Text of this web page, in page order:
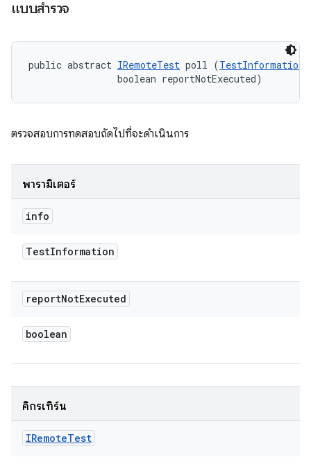
แบบสํารวจ
public abstract IRemoteTest poll (TestInformation
                boolean reportNotExecuted)
ตรวจสอบการทดสอบถัดไปที่จะดำเนินการ
พารามิเตอร์
info
TestInformation
reportNotExecuted
boolean
คิกรีเทิร์น
IRemoteTest